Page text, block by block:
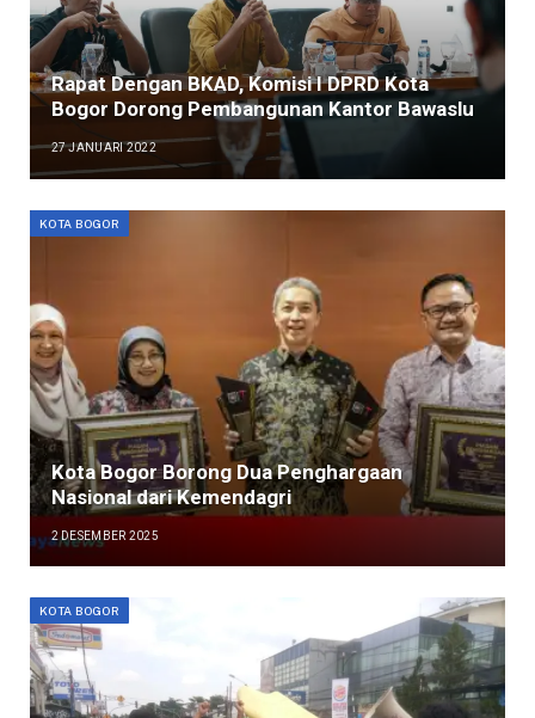
Rapat Dengan BKAD, Komisi I DPRD Kota
Bogor Dorong Pembangunan Kantor Bawaslu
27 JANUARI 2022
KOTA BOGOR
Kota Bogor Borong Dua Penghargaan
Nasional dari Kemendagri
2 DESEMBER 2025
KOTA BOGOR